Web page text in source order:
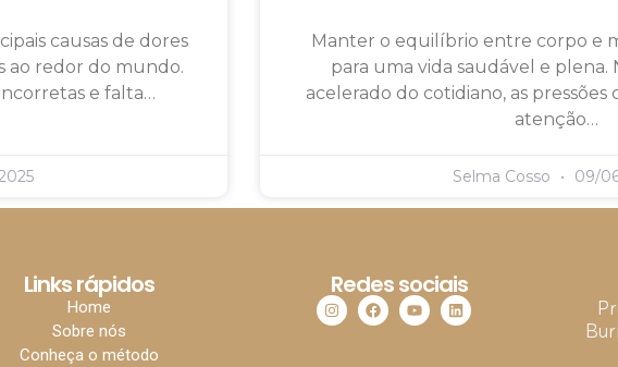
causas de dores
ao redor do mundo.
e falta…
Manter o equilíbrio entre corpo e
para uma vida saudável e
acelerado do cotidiano, as
atenção…
Selma Cosso 09/
Links rápidos
Home
Sobre nós
Conheça o método
Redes sociais